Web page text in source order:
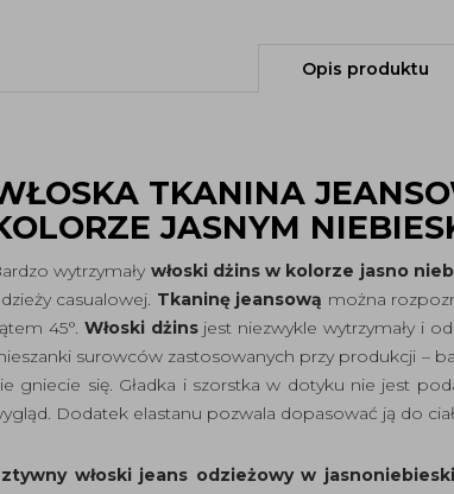
Opis produktu
TKANINA
JASNYM
wytrzymały włoski dżins w kolorze jasno
casualowej. Tkaninę jeansową można
45°. Włoski dżinsjest niezwykle wytrzymały i
surowców zastosowanych przy produkcji –
gniecie się. Gładka i szorstka w dotyku nie jest
Dodatek elastanu pozwala dopasować ją do
włoski jeans odzieżowy w